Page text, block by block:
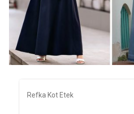
Refka Kot Etek